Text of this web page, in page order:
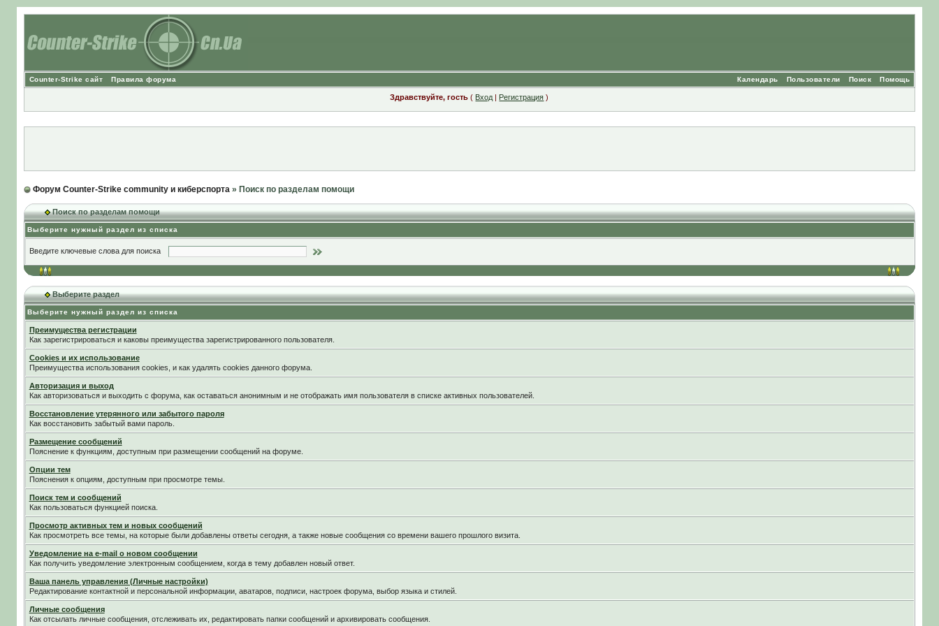
Counter-Strike сайт Правила форума Помощь
Поиск
Пользователи
Календарь
Здравствуйте, гость ( Вход | Регистрация )
Форум Counter-Strike community и киберспорта» Поиск по разделам помощи
Поиск по разделам помощи
Выберите нужный раздел из списка
Введите ключевые слова для поиска
Выберите раздел
Выберите нужный раздел из списка
Преимущества регистрации
Как зарегистрироваться и каковы преимущества зарегистрированного пользователя.
Cookies и их использование
Преимущества использования cookies, и как удалять cookies данного форума.
Авторизация и выход
Как авторизоваться и выходить с форума, как оставаться анонимным и не отображать имя пользователя в списке активных пользователей.
Восстановление утерянного или забытого пароля
Как восстановить забытый вами пароль.
Размещение сообщений
Пояснение к функциям, доступным при размещении сообщений на форуме.
Опции тем
Пояснения к опциям, доступным при просмотре темы.
Поиск тем и сообщений
Как пользоваться функцией поиска.
Просмотр активных тем и новых сообщений
Как просмотреть все темы, на которые были добавлены ответы сегодня, а также новые сообщения со времени вашего прошлого визита.
Уведомление на е-mail о новом сообщении
Как получить уведомление электронным сообщением, когда в тему добавлен новый ответ.
Ваша панель управления (Личные настройки)
Редактирование контактной и персональной информации, аватаров, подписи, настроек форума, выбор языка и стилей.
Личные сообщения
Как отсылать личные сообщения, отслеживать их, редактировать папки сообщений и архивировать сообщения.